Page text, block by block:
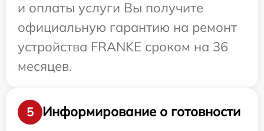
и оплаты услуги Вы получите
официальную гарантию на ремонт
устройства FRANKE сроком на 36
месяцев.
5
Информирование о готовности